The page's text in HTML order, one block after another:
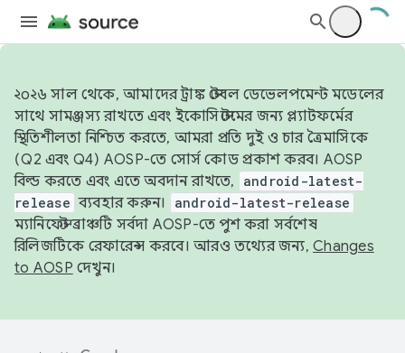
২০২৬ সাল থেকে, আমাদের ট্রাঙ্ক স্টেবল ডেভেলপমেন্ট মডেলের
সাথে সামঞ্জস্য রাখতে এবং ইকোসিস্টেমের জন্য প্ল্যাটফর্মের
স্থিতিশীলতা নিশ্চিত করতে, আমরা প্রতি দুই ও চার ত্রৈমাসিকে
(Q2 এবং Q4) AOSP-তে সোর্স কোড প্রকাশ করব। AOSP
বিল্ড করতে এবং এতে অবদান রাখতে,
android-latest-
release ব্যবহার করুন। android-latest-release
ম্যানিফেস্ট ব্রাঞ্চটি সর্বদা AOSP-তে পুশ করা সর্বশেষ
রিলিজটিকে রেফারেন্স করবে। আরও তথ্যের জন্য, Changes
to AOSP দেখুন।